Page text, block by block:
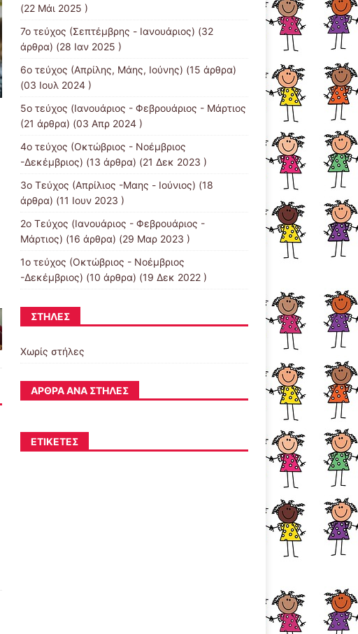
(22 Μάι 2025 )
7o τεύχος (Σεπτέμβρης - Ιανουάριος) (32
άρθρα) (28 Ιαν 2025 )
6ο τεύχος (Απρίλης, Μάης, Ιούνης) (15 άρθρα)
(03 Ιουλ 2024 )
5ο τεύχος (Ιανουάριος - Φεβρουάριος - Μάρτιος
(21 άρθρα) (03 Απρ 2024 )
4o τεύχος (Οκτώβριος - Νοέμβριος
-Δεκέμβριος) (13 άρθρα) (21 Δεκ 2023 )
3o Τεύχος (Απρίλιος -Μαης - Ιούνιος) (18
άρθρα) (11 Ιουν 2023 )
2o Τεύχος (Ιανουάριος - Φεβρουάριος -
Μάρτιος) (16 άρθρα) (29 Μαρ 2023 )
1ο τεύχος (Οκτώβριος - Νοέμβριος
-Δεκέμβριος) (10 άρθρα) (19 Δεκ 2022 )
ΣΤΉΛΕΣ
Χωρίς στήλες
ΆΡΘΡΑ ΑΝΆ ΣΤΉΛΕΣ
ΕΤΙΚΈΤΕΣ